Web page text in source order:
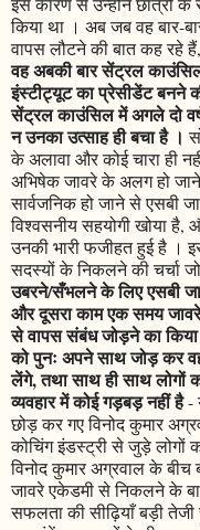
किया था । अब जब वह बार-
वापस लौटने की बात कह रहे
वह अबकी बार सेंट्रल
इंस्टीट्यूट का प्रेसीडेंट बनने
सेंट्रल काउंसिल में अगले दो
न उनका उत्साह ही बचा है ।
के अलावा और कोई चारा ही
अभिषेक जावरे के अलग हो
सार्वजनिक हो जाने से एसबी
विश्वसनीय सहयोगी खोया
उनकी भारी फजीहत हुई है ।
सदस्यों के निकलने की चर्चा
उबरने/सँभलने के लिए एसबी
और दूसरा काम एक समय
से वापस संबंध जोड़ने का किया
को पुनः अपने साथ जोड़ कर
लेंगे, तथा साथ ही साथ लोगों
व्यवहार में कोई गड़बड़ नहीं है-
छोड़ कर गए विनोद कुमार
कोचिंग इंडस्ट्री से जुड़े लोगों
विनोद कुमार अग्रवाल के बीच
जावरे एकेडमी से निकलने के
सफलता की सीढ़ियाँ बड़ी